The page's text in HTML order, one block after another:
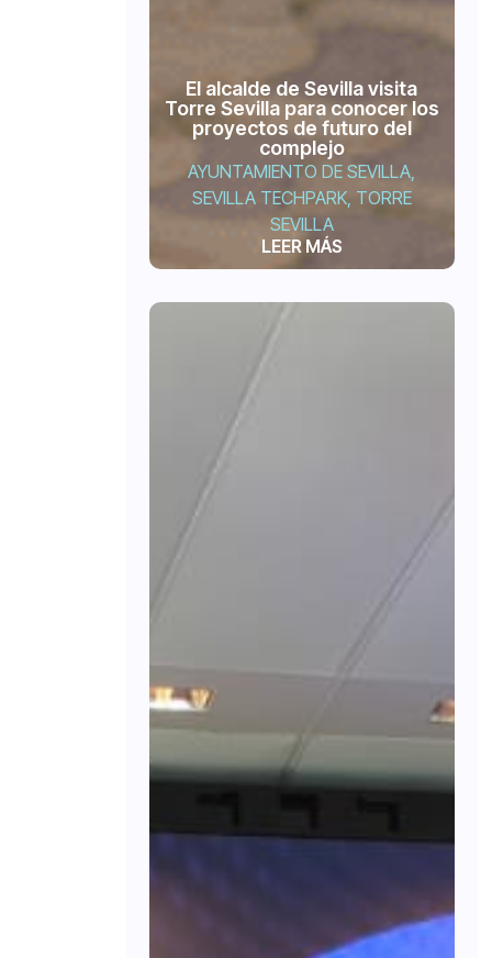
El alcalde de Sevilla visita
Torre Sevilla para conocer los
proyectos de futuro del
complejo
AYUNTAMIENTO DE SEVILLA,
SEVILLA TECHPARK, TORRE
SEVILLA
LEER MÁS